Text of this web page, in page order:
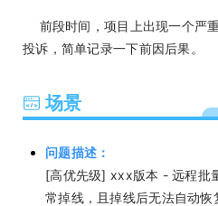
前段时间，项目上出现一个严
投诉，简单记录一下前因后果。
场景
问题描述：
[高优先级] xxx版本 - 远程批
常掉线，且掉线后无法自动恢